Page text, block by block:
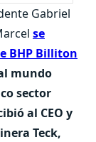
Gabriel
se
BHP Billiton
mundo
sector
al CEO y
Teck,